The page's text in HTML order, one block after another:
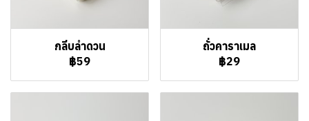
กลีบลำดวน
฿59
ถั่วคาราเมล
฿29